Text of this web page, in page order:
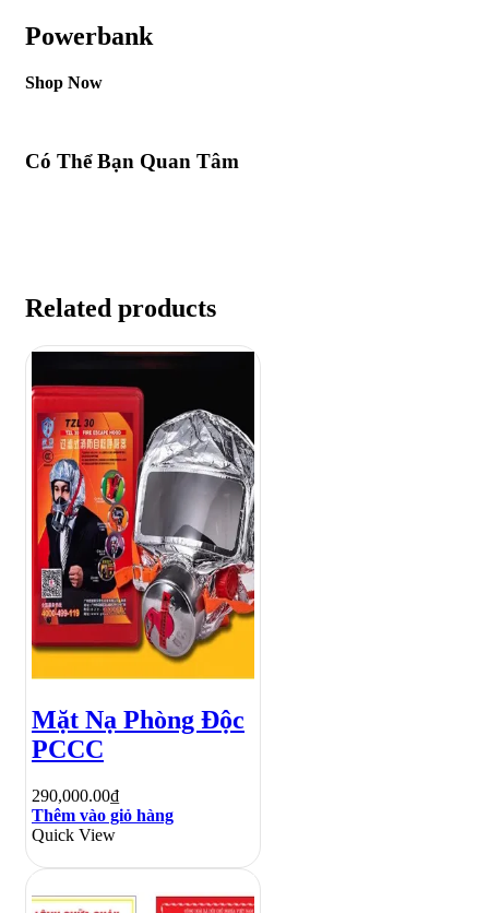
Powerbank
Shop Now
Có Thể Bạn Quan Tâm
Related products
Mặt Nạ Phòng Độc
PCCC
290,000.00₫
Thêm vào giỏ hàng
Quick View